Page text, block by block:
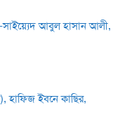
সাইয়্যেদ আবুল হাসান আলী,
হাফিজ ইবনে কাছির,